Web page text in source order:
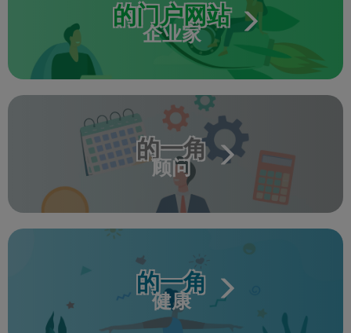
的门户网站
企业家
的一角
顾问
的一角
健康